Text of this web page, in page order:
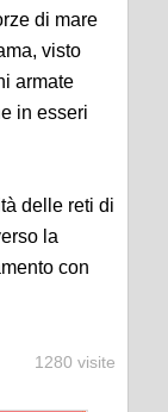
di mare
visto
armate
in esseri
delle reti di
la
con
1280 visite